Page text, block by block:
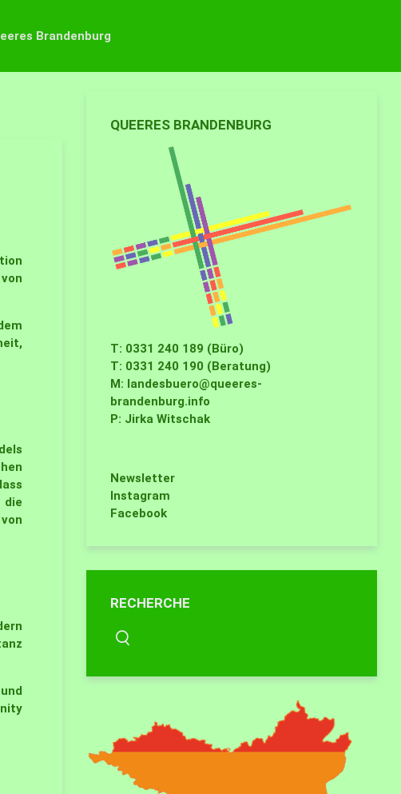
Brandenburg
QUEERES BRANDENBURG
T: 0331 240 189 (Büro)
T: 0331 240 190 (Beratung)
M: landesbuero@queeres-
brandenburg.info
P: Jirka Witschak
Newsletter
Instagram
Facebook
RECHERCHE